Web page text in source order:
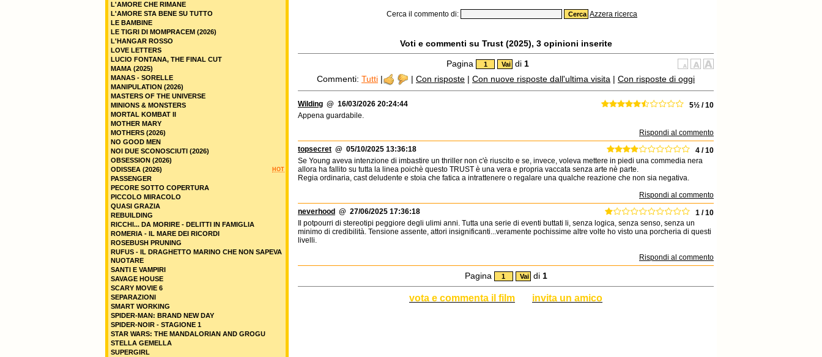
Cerca il commento di: Azzera ricerca
Voti e commenti su Trust (2025), 3 opinioni inserite
Pagina di 1
Commenti: Tutti | | Con risposte | Con nuove risposte dall'ultima visita | Con risposte di oggi
Wilding @ 16/03/2026 20:24:44
5½ / 10
Appena guardabile.
Rispondi al commento
topsecret @ 05/10/2025 13:36:18
4 / 10
Se Young aveva intenzione di imbastire un thriller non c'è riuscito e se, invece, voleva mettere in piedi una commedia nera
allora ha fallito su tutta la linea poichè questo TRUST è una vera e propria vaccata senza arte nè parte.
Regia ordinaria, cast deludente e stoia che fatica a intrattenere o regalare una qualche reazione che non sia negativa.
Rispondi al commento
neverhood @ 27/06/2025 17:36:18
1 / 10
Il potpourri di stereotipi peggiore degli ulimi anni. Tutta una serie di eventi buttati li, senza logica, senza senso, senza un
minimo di credibilità. Tensione assente, attori insignificanti...veramente pochissime altre volte ho visto una porcheria di questi
livelli.
Rispondi al commento
Pagina di 1
vota e commenta il film invita un amico
L'AMORE CHE RIMANE
L'AMORE STA BENE SU TUTTO
LE BAMBINE
LE TIGRI DI MOMPRACEM (2026)
L'HANGAR ROSSO
LOVE LETTERS
LUCIO FONTANA, THE FINAL CUT
MAMA (2025)
MANAS - SORELLE
MANIPULATION (2026)
MASTERS OF THE UNIVERSE
MINIONS & MONSTERS
MORTAL KOMBAT II
MOTHER MARY
MOTHERS (2026)
NO GOOD MEN
NOI DUE SCONOSCIUTI (2026)
OBSESSION (2026)
HOT
ODISSEA (2026)
PASSENGER
PECORE SOTTO COPERTURA
PICCOLO MIRACOLO
QUASI GRAZIA
REBUILDING
RICCHI... DA MORIRE - DELITTI IN FAMIGLIA
ROMERIA - IL MARE DEI RICORDI
ROSEBUSH PRUNING
RUFUS - IL DRAGHETTO MARINO CHE NON SAPEVA
NUOTARE
SANTI E VAMPIRI
SAVAGE HOUSE
SCARY MOVIE 6
SEPARAZIONI
SMART WORKING
SPIDER-MAN: BRAND NEW DAY
SPIDER-NOIR - STAGIONE 1
STAR WARS: THE MANDALORIAN AND GROGU
STELLA GEMELLA
SUPERGIRL